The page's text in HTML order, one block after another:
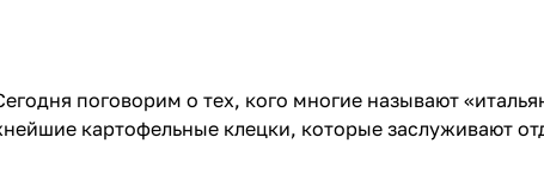
поговорим о тех, кого многие называют
картофельные клецки, которые заслуживают